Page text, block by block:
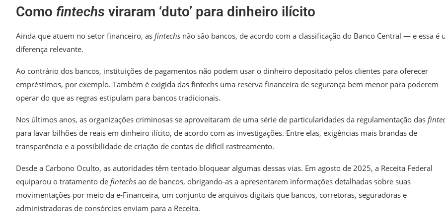
Como fintechs viraram ‘duto’ para dinheiro ilícito
Ainda que atuem no setor financeiro, as fintechs não são bancos, de acordo com a classificação do Banco Central — e essa é
diferença relevante.
Ao contrário dos bancos, instituições de pagamentos não podem usar o dinheiro depositado pelos clientes para oferecer
empréstimos, por exemplo. Também é exigida das fintechs uma reserva financeira de segurança bem menor para poderem
operar do que as regras estipulam para bancos tradicionais.
Nos últimos anos, as organizações criminosas se aproveitaram de uma série de particularidades da regulamentação das
para lavar bilhões de reais em dinheiro ilícito, de acordo com as investigações. Entre elas, exigências mais brandas de
transparência e a possibilidade de criação de contas de difícil rastreamento.
Desde a Carbono Oculto, as autoridades têm tentado bloquear algumas dessas vias. Em agosto de 2025, a Receita Federal
equiparou o tratamento de fintechs ao de bancos, obrigando-as a apresentarem informações detalhadas sobre suas
movimentações por meio da e-Financeira, um conjunto de arquivos digitais que bancos, corretoras, seguradoras e
administradoras de consórcios enviam para a Receita.